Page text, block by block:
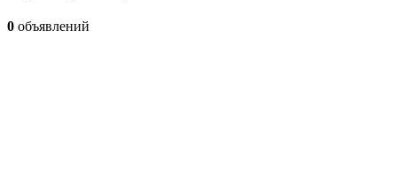
0 объявлений